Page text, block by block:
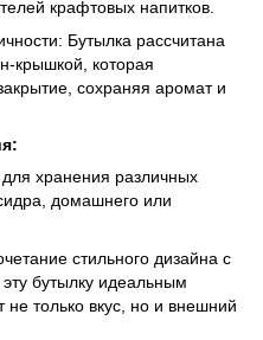
крафтовых напитков.
Бутылка рассчитана
крышкой, которая
сохраняя аромат и
хранения различных
домашнего или
стильного дизайна с
бутылку идеальным
не только вкус, но и внешний